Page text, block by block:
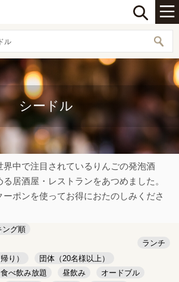
ル
シードル
界中で注目されているりんごの発泡酒
る居酒屋・レストランをあつめました。
ーポンを使ってお得におたのしみくださ
ング順
ランチ
り）
団体（20名様以上）
食べ飲み放題 昼飲み
オードブル